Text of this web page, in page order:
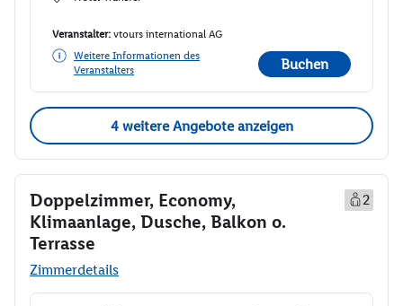
Veranstalter: vtours international AG
Weitere Informationen des
Veranstalters
Buchen
4 weitere Angebote anzeigen
Doppelzimmer, Economy,
Klimaanlage, Dusche, Balkon o.
Terrasse
2
Zimmerdetails